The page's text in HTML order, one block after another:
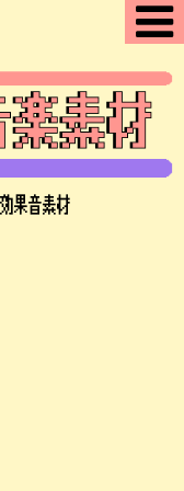
果音素材